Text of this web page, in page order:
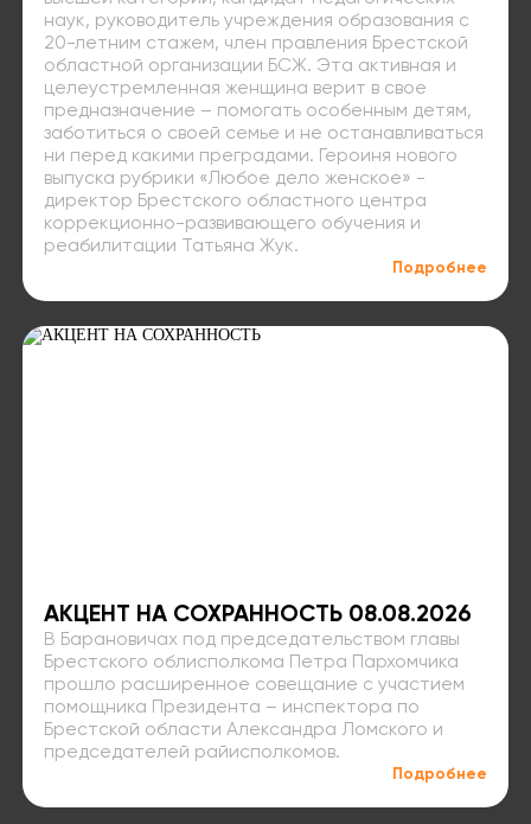
наук, руководитель учреждения образования с
20-летним стажем, член правления Брестской
областной организации БСЖ. Эта активная и
целеустремленная женщина верит в свое
предназначение – помогать особенным детям,
заботиться о своей семье и не останавливаться
ни перед какими преградами. Героиня нового
выпуска рубрики «Любое дело женское» -
директор Брестского областного центра
коррекционно-развивающего обучения и
реабилитации Татьяна Жук.
Подробнее
АКЦЕНТ НА СОХРАННОСТЬ 08.08.2026
В Барановичах под председательством главы
Брестского облисполкома Петра Пархомчика
прошло расширенное совещание с участием
помощника Президента – инспектора по
Брестской области Александра Ломского и
председателей райисполкомов.
Подробнее